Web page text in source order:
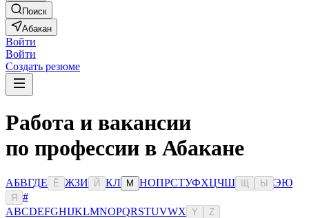
Поиск
Абакан
Войти
Войти
Создать резюме
Работа и вакансии
по профессии в Абакане
АБВГДЕ Ё ЖЗИ Й КЛ М НОПРСТУФХЦЧШ Ы ЭЮ
Я
#
ABCDEFGHIJKLMNOPQRSTUVWX Y Z